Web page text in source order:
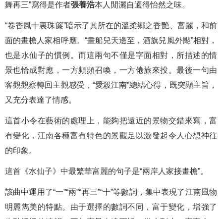
舞再三”寫得是作者張養浩本人閒灑自適得怡然之味。
“卷香風十裏珠簾”暗示了其所在的溫柔鄉之香艷、富麗，和前
面的畫檐人家相呼應。“畫船兒天邊至，酒旗兒風外颭”相對，
也是水仙子的慣例。而這兩句不僅是字面相對，所描述的情
景也恰成對應，一方頻頻召喚，一方倦旅來投。最後一句由
客觀觀察轉回主觀感受，“愛殺江南”總結心得，既突顯主旨，
又充分表達了情感。
這首小令在藝術的處理上，能夠把遠近的景物交錯來寫，富
有變化，江南各種富有特色的景觀足以激發起令人心想神往
的印象。
這首《水仙子》中最繁華富麗的句子是“兩岸人家接畫檐”。
該曲中運用了“一”“兩”“再三”“十”等數詞，集中表現了江南風物
明麗雋美的特點。由于選擇的數詞不同，富于變化，增強了